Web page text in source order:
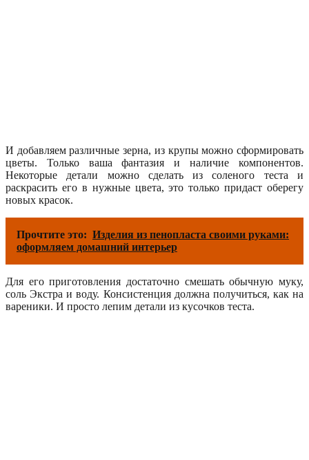
И добавляем различные зерна, из крупы можно сформировать
цветы. Только ваша фантазия и наличие компонентов.
Некоторые детали можно сделать из соленого теста и
раскрасить его в нужные цвета, это только придаст оберегу
новых красок.
Прочтите это: Изделия из пенопласта своими руками:
оформляем домашний интерьер
Для его приготовления достаточно смешать обычную муку,
соль Экстра и воду. Консистенция должна получиться, как на
вареники. И просто лепим детали из кусочков теста.